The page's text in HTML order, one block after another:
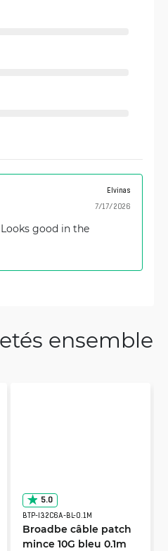
Elvinas
7/17/2026
good in the
ensemble
5.0
BTP-I32C6A-BL-0.1M
Broadbe câble patch
mince 10G bleu 0.1m